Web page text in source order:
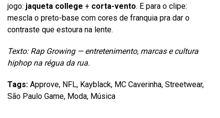
jogo: jaqueta college + corta-vento. E para o clipe:
mescla o preto-base com cores de franquia pra dar o
contraste que estoura na lente.
Texto: Rap Growing — entretenimento, marcas e cultura
hiphop na régua da rua.
Tags: Approve, NFL, Kayblack, MC Caverinha, Streetwear,
São Paulo Game, Moda, Música